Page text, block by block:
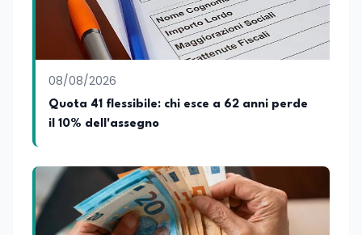
08/08/2026
Quota 41 flessibile: chi esce a 62 anni perde
il 10% dell'assegno